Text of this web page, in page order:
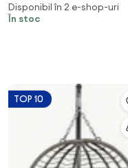
Disponibil în 2 e-shop-uri
În stoc
TOP 10